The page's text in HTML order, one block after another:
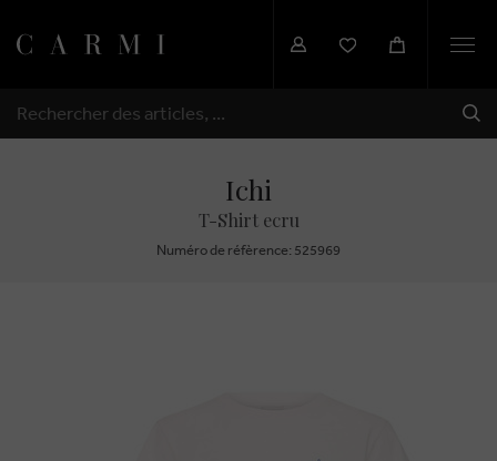
RECHERCHER
Ichi
T-Shirt ecru
Numéro de réfèrence: 525969